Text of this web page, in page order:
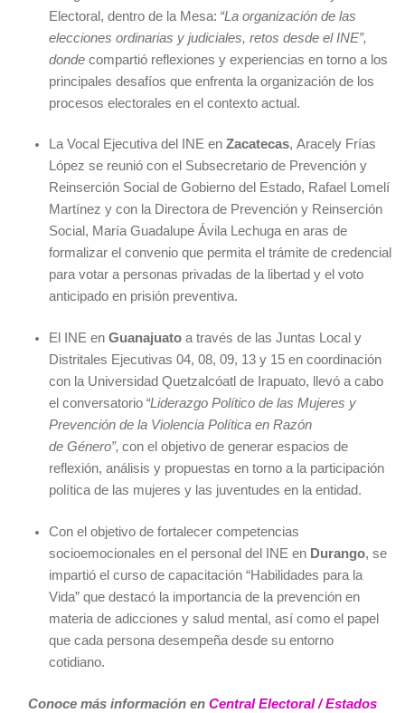
Electoral, dentro de la Mesa: “La organización de las
elecciones ordinarias y judiciales, retos desde el INE”,
donde compartió reflexiones y experiencias en torno a los
principales desafíos que enfrenta la organización de los
procesos electorales en el contexto actual.
La Vocal Ejecutiva del INE en Zacatecas, Aracely Frías
López se reunió con el Subsecretario de Prevención y
Reinserción Social de Gobierno del Estado, Rafael Lomelí
Martínez y con la Directora de Prevención y Reinserción
Social, María Guadalupe Ávila Lechuga en aras de
formalizar el convenio que permita el trámite de credencial
para votar a personas privadas de la libertad y el voto
anticipado en prisión preventiva.
El INE en Guanajuatoa través de las Juntas Local y
Distritales Ejecutivas 04, 08, 09, 13 y 15 en coordinación
con la Universidad Quetzalcóatl de Irapuato, llevó a cabo
el conversatorio “Liderazgo Político de las Mujeres y
Prevención de la Violencia Política en Razón
de Género”, con el objetivo de generar espacios de
reflexión, análisis y propuestas en torno a la participación
política de las mujeres y las juventudes en la entidad.
Con el objetivo de fortalecer competencias
socioemocionales en el personal del INE en Durango, se
impartió el curso de capacitación “Habilidades para la
Vida” que destacó la importancia de la prevención en
materia de adicciones y salud mental, así como el papel
que cada persona desempeña desde su entorno
cotidiano.
Conoce más información en Central Electoral / Estados